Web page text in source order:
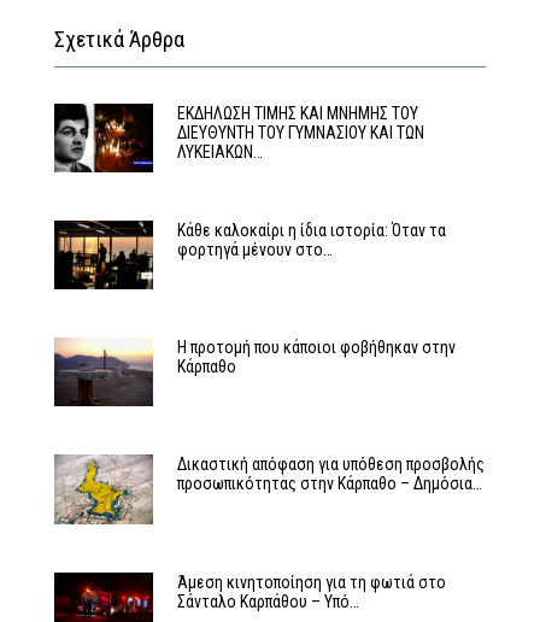
Σχετικά Άρθρα
ΕΚΔΗΛΩΣΗ ΤΙΜΗΣ ΚΑΙ ΜΝΗΜΗΣ ΤΟΥ
ΔΙΕΥΘΥΝΤΗ ΤΟΥ ΓΥΜΝΑΣΙΟΥ ΚΑΙ ΤΩΝ
ΛΥΚΕΙΑΚΩΝ…
Κάθε καλοκαίρι η ίδια ιστορία: Όταν τα
φορτηγά μένουν στο…
Η προτομή που κάποιοι φοβήθηκαν στην
Κάρπαθο
Δικαστική απόφαση για υπόθεση προσβολής
προσωπικότητας στην Κάρπαθο – Δημόσια…
Άμεση κινητοποίηση για τη φωτιά στο
Σάνταλο Καρπάθου – Υπό…